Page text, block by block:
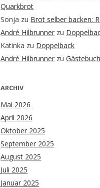
Quarkbrot
Sonja zu Brot selber backen:
André Hilbrunner zu
Katinka zu Doppelback
André Hilbrunner zuGästebuch
ARCHIV
Mai 2026
April 2026
Oktober 2025
September 2025
August 2025
Juli 2025
Januar 2025